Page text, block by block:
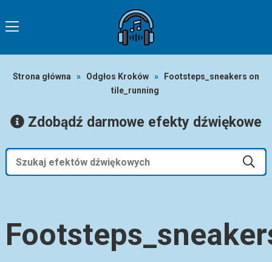
Strona główna » Odgłos Kroków »
Footsteps_sneakers on
tile_running
Zdobądź darmowe efekty dźwiękowe